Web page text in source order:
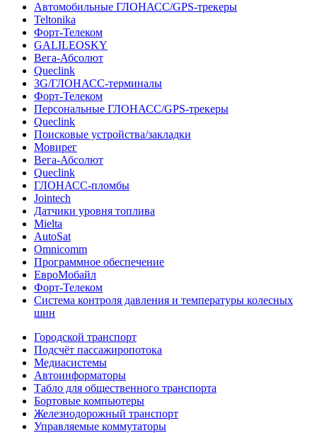
Автомобильные ГЛОНАСС/GPS-трекеры
Teltonika
Форт-Телеком
GALILEOSKY
Вега-Абсолют
Queclink
3G/ГЛОНАСС-терминалы
Форт-Телеком
Персональные ГЛОНАСС/GPS-трекеры
Queclink
Поисковые устройства/закладки
Мовирег
Вега-Абсолют
Queclink
ГЛОНАСС-пломбы
Jointech
Датчики уровня топлива
Mielta
AutoSat
Omnicomm
Программное обеспечение
ЕвроМобайл
Форт-Телеком
Система контроля давления и температуры колесных
шин
Городской транспорт
Подсчёт пассажиропотока
Медиасистемы
Автоинформаторы
Табло для общественного транспорта
Бортовые компьютеры
Железнодорожный транспорт
Управляемые коммутаторы